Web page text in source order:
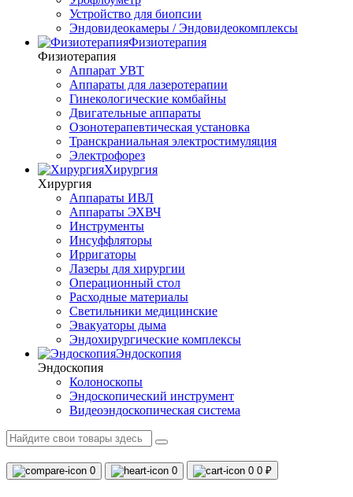
Устройство для биопсии
Эндовидеокамеры / Эндовидеокомплексы
Физиотерапия
Физиотерапия
Аппарат УВТ
Аппараты для лазеротерапии
Гинекологические комбайны
Двигательные аппараты
Озонотерапевтическая установка
Транскраниальная электростимуляция
Электрофорез
Хирургия
Хирургия
Аппараты ИВЛ
Аппараты ЭХВЧ
Инструменты
Инсуффляторы
Ирригаторы
Лазеры для хирургии
Операционный стол
Расходные материалы
Светильники медицинские
Эвакуаторы дыма
Эндохирургические комплексы
Эндоскопия
Эндоскопия
Колоноскопы
Эндоскопический инструмент
Видеоэндоскопическая система
0 0 0 0 ₽